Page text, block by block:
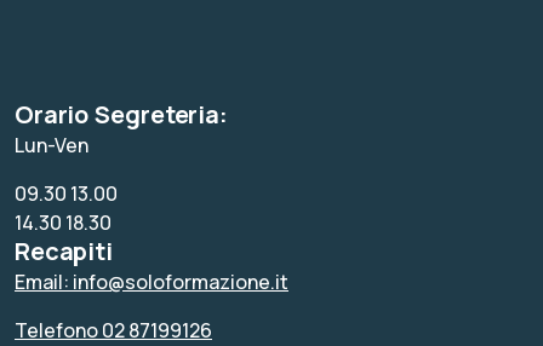
Orario Segreteria:
Lun-Ven
09.30 13.00
14.30 18.30
Recapiti
Email: info@soloformazione.it
Telefono 02 87199126